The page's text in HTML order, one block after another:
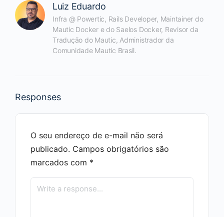
Luiz Eduardo
Infra @ Powertic, Rails Developer, Maintainer do
Mautic Docker e do Saelos Docker, Revisor da
Tradução do Mautic, Administrador da
Comunidade Mautic Brasil.
Responses
O seu endereço de e-mail não será
publicado. Campos obrigatórios são
marcados com *